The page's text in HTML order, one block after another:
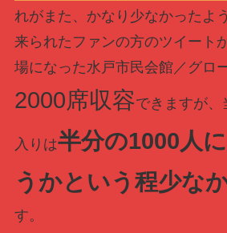
れがまた、かなり少なかったよ
来られたファンの方のツイート
場になった水戸市民会館／グロ
2000席収容できますが
入りは半分の1000人
うかという程少な
す。